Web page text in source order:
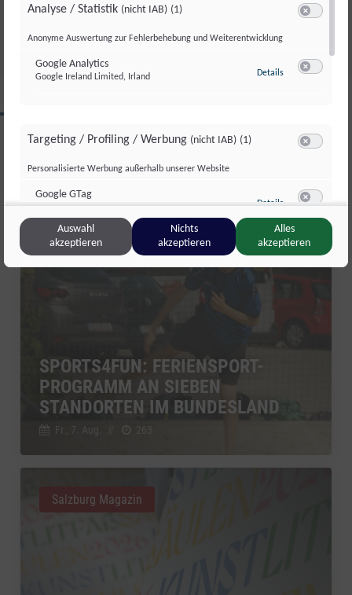
SPORTS4FUN: FERIENSPORT-
PROGRAMM AN SIEBEN
STANDORTEN IM BUNDESLAND
Fr., 7. Aug. 263
Salzburg Magazin
Salzburg Magazin
Analyse / Statistik (nicht IAB) (1)
Anonyme Auswertung zur Fehlerbehebung und Weiterentwicklung
Google Analytics
Google Ireland Limited, Irland Details zu Google
Targeting / Profiling / Werbung (nicht IAB) (1)
Personalisierte Werbung außerhalb unserer Website
Google GTag
Google Ireland Limited, Irland Details zu Google GTag
Sonstige Inhalte(nicht IAB) (2)
YouTube
Google Ireland Limited, Irland
Auswahl
akzeptieren
Nichts
akzeptieren
Alles
akzeptieren